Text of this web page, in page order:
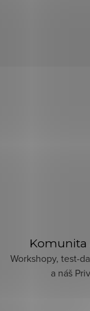
Komunita
Workshopy, test-
a náš